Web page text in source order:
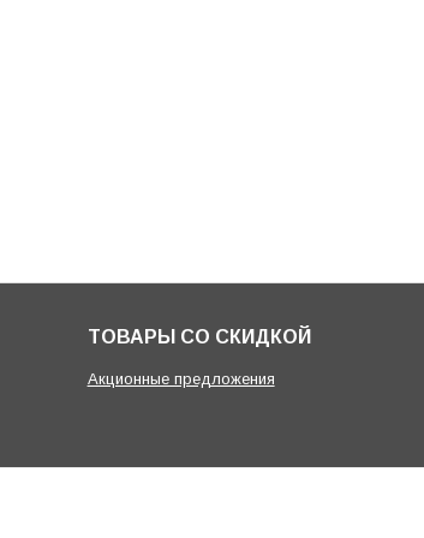
ТОВАРЫ СО СКИДКОЙ
Акционные предложения